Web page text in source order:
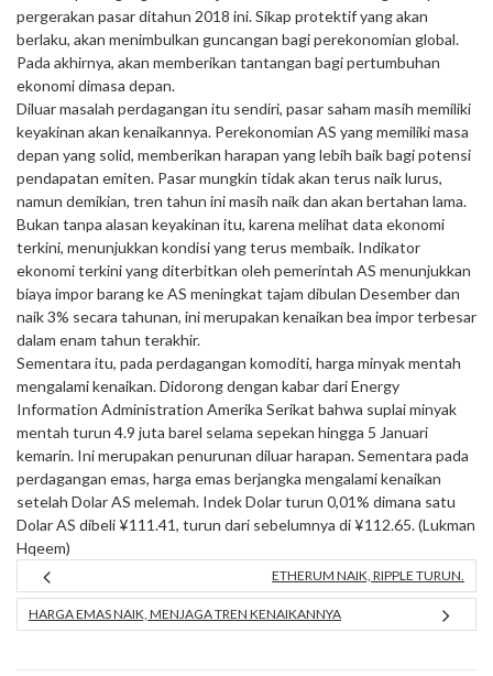
pergerakan pasar ditahun 2018 ini. Sikap protektif yang akan
berlaku, akan menimbulkan guncangan bagi perekonomian global.
Pada akhirnya, akan memberikan tantangan bagi pertumbuhan
ekonomi dimasa depan.
Diluar masalah perdagangan itu sendiri, pasar saham masih memiliki
keyakinan akan kenaikannya. Perekonomian AS yang memiliki masa
depan yang solid, memberikan harapan yang lebih baik bagi potensi
pendapatan emiten. Pasar mungkin tidak akan terus naik lurus,
namun demikian, tren tahun ini masih naik dan akan bertahan lama.
Bukan tanpa alasan keyakinan itu, karena melihat data ekonomi
terkini, menunjukkan kondisi yang terus membaik. Indikator
ekonomi terkini yang diterbitkan oleh pemerintah AS menunjukkan
biaya impor barang ke AS meningkat tajam dibulan Desember dan
naik 3% secara tahunan, ini merupakan kenaikan bea impor terbesar
dalam enam tahun terakhir.
Sementara itu, pada perdagangan komoditi, harga minyak mentah
mengalami kenaikan. Didorong dengan kabar dari Energy
Information Administration Amerika Serikat bahwa suplai minyak
mentah turun 4.9 juta barel selama sepekan hingga 5 Januari
kemarin. Ini merupakan penurunan diluar harapan. Sementara pada
perdagangan emas, harga emas berjangka mengalami kenaikan
setelah Dolar AS melemah. Indek Dolar turun 0,01% dimana satu
Dolar AS dibeli ¥111.41, turun dari sebelumnya di ¥112.65. (Lukman
Hqeem)
ETHERUM NAIK, RIPPLE TURUN.
HARGA EMAS NAIK, MENJAGA TREN KENAIKANNYA